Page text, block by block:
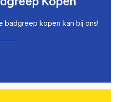
badgreep kopen kan bij ons!